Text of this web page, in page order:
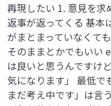
再現したい 1. 意見を求
返事が返ってくる 基本
がまとまっていなくて
そのままとかでもい
は良いと思うんです
気になります」 最低で
まだ考え中です」は言